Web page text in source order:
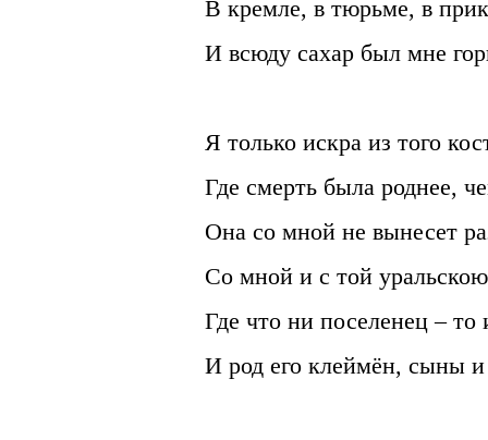
В кремле, в тюрьме, в
И всюду сахар был мне
Я только искра из того
Где смерть была роднее,
Она со мной не вынесет
Со мной и с той
Где что ни поселенец – то
И род его клеймён, сыны